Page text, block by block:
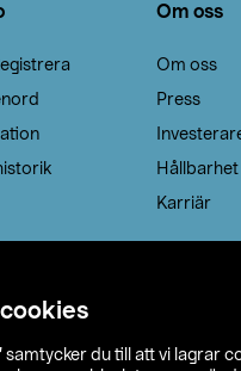
samtycker du till att vi lagrar
Om oss
Om oss
Press
Hållbarhet
Karriär